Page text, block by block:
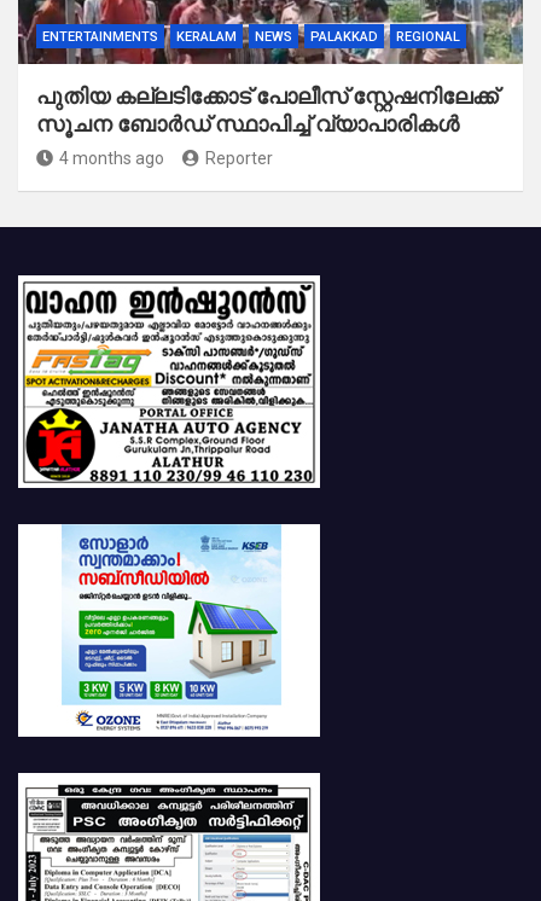
ENTERTAINMENTS KERALAM NEWS PALAKKAD REGIONAL
പുതിയ കല്ലടിക്കോട് പോലീസ് സ്റ്റേഷനിലേക്ക്
സൂചന ബോർഡ് സ്ഥാപിച്ച് വ്യാപാരികൾ
4 months ago Reporter